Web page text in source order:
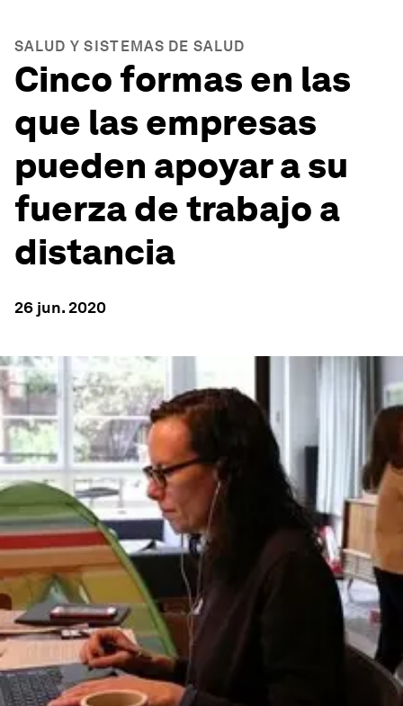
SALUD Y SISTEMAS DE SALUD
Cinco formas en las
que las empresas
pueden apoyar a su
fuerza de trabajo a
distancia
26 jun. 2020